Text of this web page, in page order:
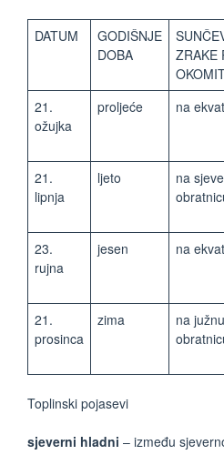
DATUM
GODIŠNJE
DOBA
ZRAKE
21.
ožujka
proljeće na
21.
lipnja
ljeto
na
23.
rujna
jesen na
21.
prosinca
zima
na južnu
Toplinski pojasevi
sjeverni hladni – između